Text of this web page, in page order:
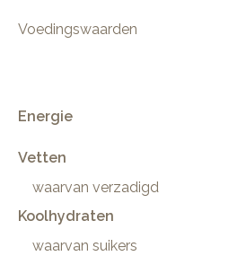
Voedingswaarden
Energie
Vetten
waarvan verzadigd
Koolhydraten
waarvan suikers